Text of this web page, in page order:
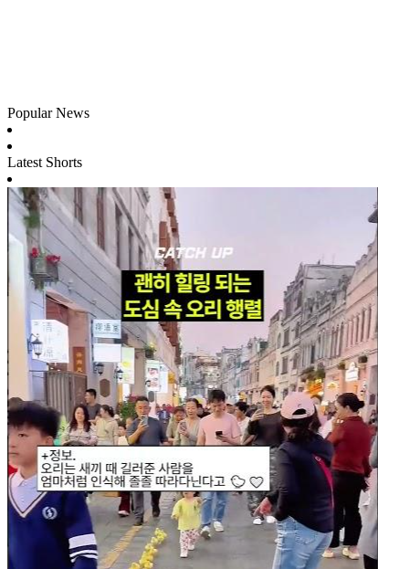
Popular News
Latest Shorts